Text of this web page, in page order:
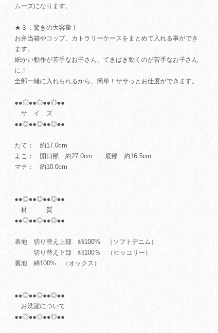
ムーズになります。
★３．驚きの大容量！
お弁当箱やコップ、カトラリーケースをまとめて入れる事ができ
ます。
細かい動作が苦手なお子さん、てきぱき動くのが苦手なお子さん
に！
全部一緒に入れられるから、簡単！ササっとお仕度ができます。
●●◎●●◎●●◎●●
サ イ ズ
●●◎●●◎●●◎●●
たて： 約17.0cm
よこ： 開口部 約27.0cm 底部 約16.5cm
マチ： 約10.0cm
●●◎●●◎●●◎●●
材 質
●●◎●●◎●●◎●●
表地 切り替え上部 綿100% （ソフトデニム）
切り替え下部 綿100％ （ヒッコリー）
裏地 綿100% （オックス）
●●◎●●◎●●◎●●
お洗濯について
●●◎●●◎●●◎●●